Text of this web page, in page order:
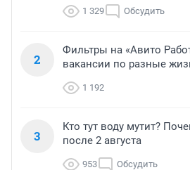
1 329 Обсудить
2
Фильтры на «Авито
вакансии по разные
1 192
3
Кто тут воду мутит?
после 2 августа
953 Обсудить